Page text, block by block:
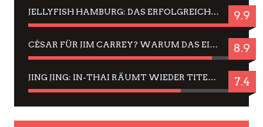
JELLYFISH HAMBURG: DAS ERFOLGREICHE SOMMER-MENÜ 2025 IN GEFÜHLEN UND BILDERN 9.9
CÉSAR FÜR JIM CARREY? WARUM DAS EINER DER NERVIGSTEN ACTORS IST UND BLEIBT 8.9
JING JING: IN-THAI RÄUMT WIEDER TITEL AB – EIN ZWEI-STUNDEN-ERLEBNISBERICHT 7.4